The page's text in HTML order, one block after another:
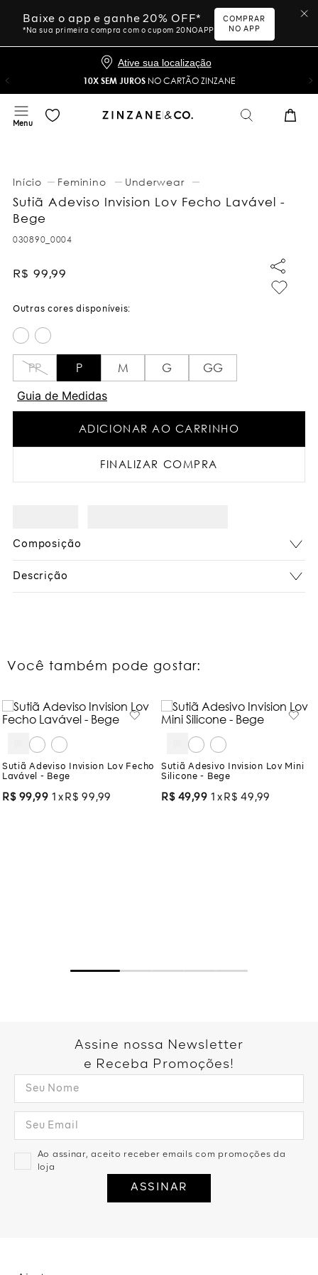
Baixe o app e ganhe 20% OFF*
*Na sua primeira compra com o cupom 20NOAPP
COMPRAR
NO APP
Ative sua localização
10X SEM JUROS NO CARTÃO ZINZANE
Feminino Underwear
Sutiã Adeviso Invision Lov Fecho Lavável -
Bege
030890_0004
R$ 99,99
PP P M G
GG
Guia de Medidas
ADICIONAR AO CARRINHO
FINALIZAR COMPRA
Composição
Descrição
Você também pode gostar:
Sutiã Adeviso Invision Lov Fecho
Lavável - Bege
R$ 99,99 1 R$ 99 ,99
Sutiã Adesivo Invision Lov Mini
Silicone - Bege
R$ 49,99 1 R$ 49 ,99
Assine nossa Newsletter
e Receba Promoções!
Ao assinar, aceito receber emails com promoções da
loja
ASSINAR